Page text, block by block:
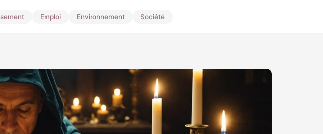
Emploi Environnement Société